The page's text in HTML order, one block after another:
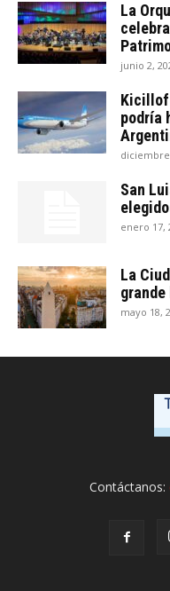
La
junio 2,
Kicillof
podría
diciembre
San
enero 17,
La
mayo 18,
Contáctanos: